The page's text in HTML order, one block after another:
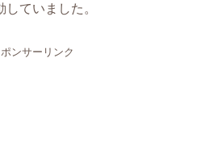
ていました。
ポンサーリンク